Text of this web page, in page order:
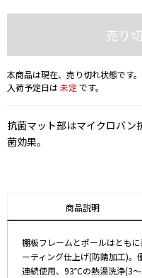
売り
本商品は現在、売り切れ状態です。
入荷予定日は未定 です。
抗菌マット部はマイクロバン
菌効果。
商品説明
棚板フレームとポールはとも
ーティング仕上げ(防錆加工)
連続使用、93℃の熱湯洗浄(3